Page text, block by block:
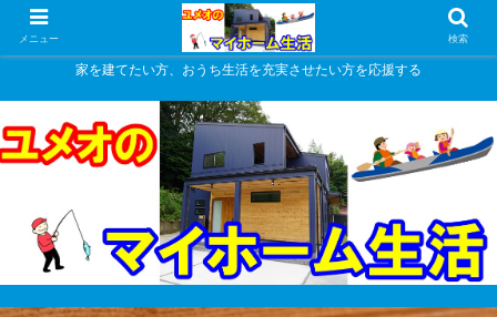
家を建てたい方、おうち生活を充実させたい方を応援する
メニュー 検索